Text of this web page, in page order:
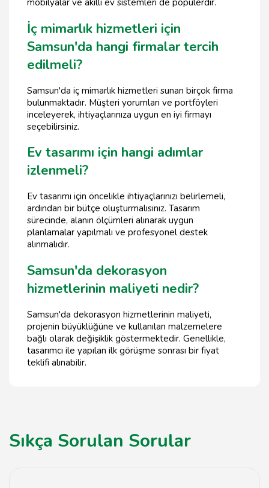
mobilyalar ve akıllı ev sistemleri de popülerdir.
İç mimarlık hizmetleri için
Samsun'da hangi firmalar tercih
edilmeli?
Samsun'da iç mimarlık hizmetleri sunan birçok firma
bulunmaktadır. Müşteri yorumları ve portföyleri
inceleyerek, ihtiyaçlarınıza uygun en iyi firmayı
seçebilirsiniz.
Ev tasarımı için hangi adımlar
izlenmeli?
Ev tasarımı için öncelikle ihtiyaçlarınızı belirlemeli,
ardından bir bütçe oluşturmalısınız. Tasarım
sürecinde, alanın ölçümleri alınarak uygun
planlamalar yapılmalı ve profesyonel destek
alınmalıdır.
Samsun'da dekorasyon
hizmetlerinin maliyeti nedir?
Samsun'da dekorasyon hizmetlerinin maliyeti,
projenin büyüklüğüne ve kullanılan malzemelere
bağlı olarak değişiklik göstermektedir. Genellikle,
tasarımcı ile yapılan ilk görüşme sonrası bir fiyat
teklifi alınabilir.
Sıkça Sorulan Sorular